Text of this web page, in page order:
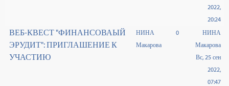
2022,
20:24
ВЕБ-КВЕСТ "ФИНАНСОВАЫЙ
ЭРУДИТ": ПРИГЛАШЕНИЕ К
УЧАСТИЮ
НИНА
Макарова
0
НИНА
Макарова
Вс, 25 сен
2022,
07:47